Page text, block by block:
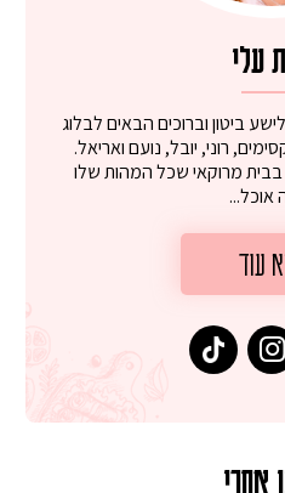
עלי
ביטון וברוכים הבאים לבלוג
4 ילדים מקסימים, רוני, יובל, נועם ואריאל.
בבית מרוקאי שכל המהות שלו
אוכל...
עוד
אחרי